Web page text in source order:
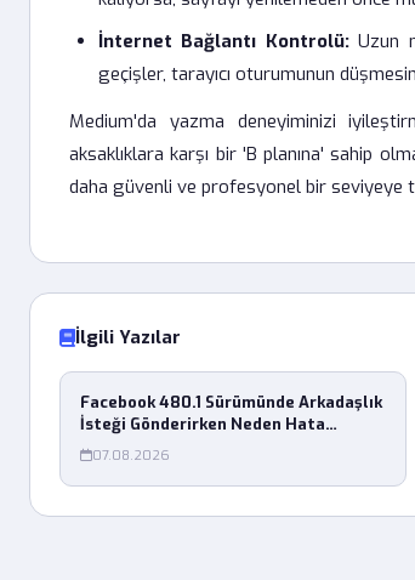
İnternet Bağlantı Kontrolü:Uzun
geçişler, tarayıcı oturumunun
Medium'da yazma deneyiminizi
aksaklıklara karşı bir 'B planına' sahip
daha güvenli ve profesyonel bir seviyeye
İlgili Yazılar
Facebook 480.1 Sürümünde Arkadaşlık
İsteği Gönderirken Neden Hata
Alıyorum?
07.08.2026